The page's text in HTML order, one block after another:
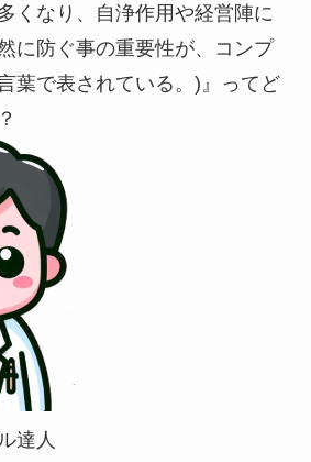
くなり、自浄作用や経営陣に
に防ぐ事の重要性が、コンプ
葉で表されている。)』ってど
達人